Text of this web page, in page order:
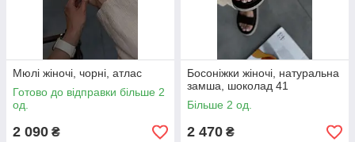
Мюлі жіночі, чорні, атлас
Готово до відправки більше 2
од.
2 090 ₴
Босоніжки жіночі, натуральна
замша, шоколад 41
Більше 2 од.
2 470 ₴